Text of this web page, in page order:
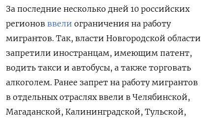
За последние несколько дней 10 российских
регионов ввели ограничения на работу
мигрантов. Так, власти Новгородской области
запретили иностранцам, имеющим патент,
водить такси и автобусы, а также торговать
алкоголем. Ранее запрет на работу мигрантов
в отдельных отраслях ввели в Челябинской,
Магаданской, Калининградской, Тульской,